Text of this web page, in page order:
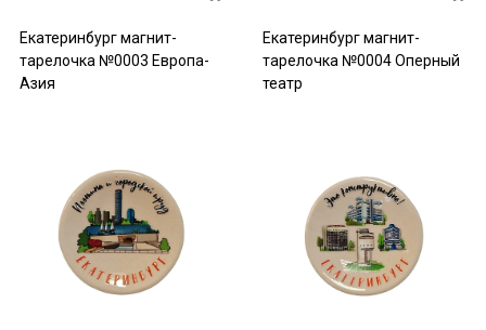
Екатеринбург магнит-
тарелочка №0003 Европа-
Азия
Екатеринбург магнит-
тарелочка №0004 Оперный
театр